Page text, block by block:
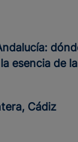
esencia de la
Cádiz